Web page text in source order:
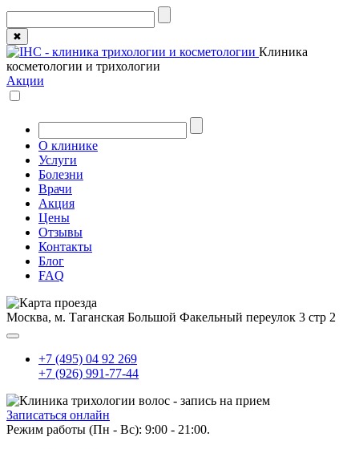
✖
Клиника
косметологии и трихологии
Акции
О клинике
Услуги
Болезни
Врачи
Акция
Цены
Отзывы
Контакты
Блог
FAQ
Москва, м. Таганская Большой Факельный переулок 3 стр 2
+7 (495) 04 92 269
+7 (926) 991-77-44
Записаться онлайн
Режим работы (Пн - Вс): 9:00 - 21:00.